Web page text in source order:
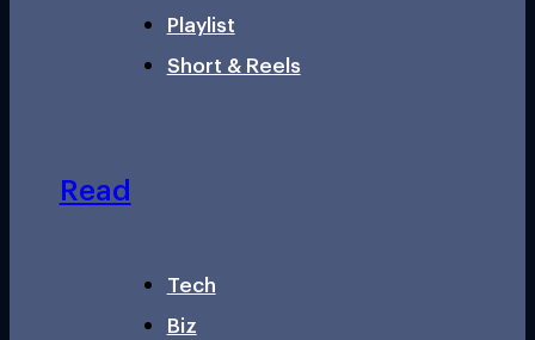
Playlist
Short & Reels
Read
Tech
Biz